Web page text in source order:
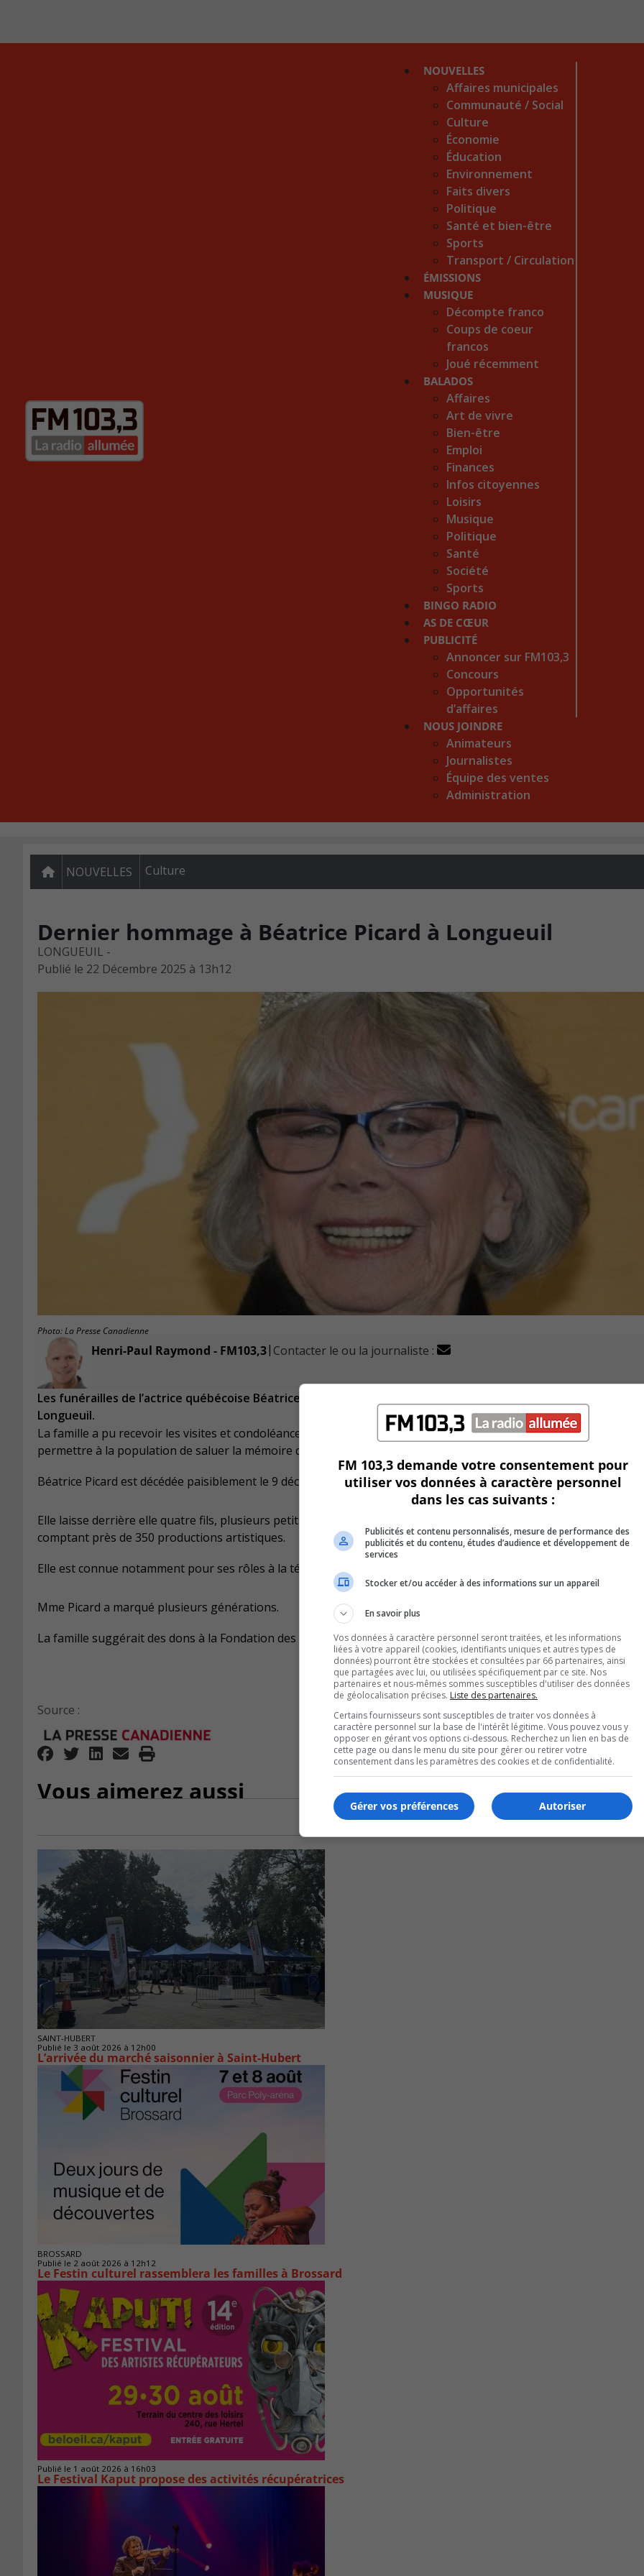
NOUVELLES
Affaires municipales
Communauté / Social
Culture
Économie
Éducation
Environnement
Faits divers
Politique
Santé et bien-être
Sports
Transport / Circulation
ÉMISSIONS
MUSIQUE
Décompte franco
Coups de coeur
francos
Joué récemment
BALADOS
Affaires
Art de vivre
Bien-être
Emploi
Finances
Infos citoyennes
Loisirs
Musique
Politique
Santé
Société
Sports
BINGO RADIO
AS DE CŒUR
PUBLICITÉ
Annoncer sur FM103,3
Concours
Opportunités
d’affaires
NOUS JOINDRE
Animateurs
Journalistes
Équipe des ventes
Administration
NOUVELLES Culture
Dernier hommage à Béatrice Picard à Longueuil
LONGUEUIL -
Publié le 22 Décembre 2025 à 13h12
Photo: La Presse Canadienne
Henri-Paul Raymond - FM103,3| Contacter le ou la journaliste :
Les funérailles de l’actrice québécoise Béatrice Picard ont donné lieu à un dernier hommage public
Longueuil.
La famille a pu recevoir les visites et condoléances de 11 h à 18 h à la Maison Darche, à Longueuil, ce qui devait
permettre à la population de saluer la mémoire de cette figure marquante de la culture québécoise.
Béatrice Picard est décédée paisiblement le 9 décembre, à l’âge de 96 ans.
Elle laisse derrière elle quatre fils, plusieurs petits-enfants et un vaste public, après une carrière de plus de 75
comptant près de 350 productions artistiques.
Elle est connue notamment pour ses rôles à la télévision et sa voix de Marge Simpson.
Mme Picard a marqué plusieurs générations.
La famille suggérait des dons à la Fondation des Petits Frères, en guise de témoignage.
Source :
Vous aimerez aussi
SAINT-HUBERT
Publié le 3 août 2026 à 12h00
L’arrivée du marché saisonnier à Saint-Hubert
BROSSARD
Publié le 2 août 2026 à 12h12
Le Festin culturel rassemblera les familles à Brossard
Publié le 1 août 2026 à 16h03
Le Festival Kaput propose des activités récupératrices
FM 103,3 demande votre consentement pour
utiliser vos données à caractère personnel
dans les cas suivants :
Publicités et contenu personnalisés, mesure de performance des
publicités et du contenu, études d’audience et développement de
services
Stocker et/ou accéder à des informations sur un appareil
En savoir plus
Vos données à caractère personnel seront traitées, et les informations
liées à votre appareil (cookies, identifiants uniques et autres types de
données) pourront être stockées et consultées par 66 partenaires, ainsi
que partagées avec lui, ou utilisées spécifiquement par ce site. Nos
partenaires et nous-mêmes sommes susceptibles d'utiliser des données
de géolocalisation précises. Liste des partenaires.
Certains fournisseurs sont susceptibles de traiter vos données à
caractère personnel sur la base de l'intérêt légitime. Vous pouvez vous y
opposer en gérant vos options ci-dessous. Recherchez un lien en bas de
cette page ou dans le menu du site pour gérer ou retirer votre
consentement dans les paramètres des cookies et de confidentialité.
Autoriser
Gérer vos préférences